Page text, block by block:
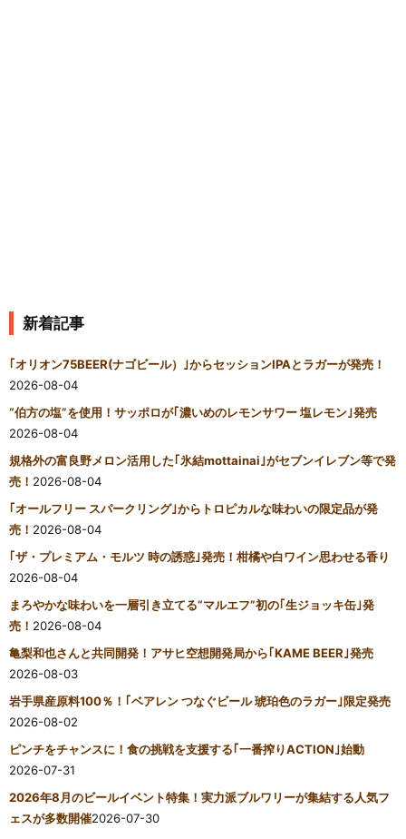
新着記事
｢オリオン75BEER(ナゴビール）｣からセッションIPAとラガーが発売！
2026-08-04
“伯方の塩”を使用！サッポロが｢濃いめのレモンサワー 塩レモン｣発売
2026-08-04
規格外の富良野メロン活用した｢氷結mottainai｣がセブンイレブン等で発
売！ 2026-08-04
｢オールフリー スパークリング｣からトロピカルな味わいの限定品が発
売！ 2026-08-04
｢ザ・プレミアム・モルツ 時の誘惑｣発売！柑橘や白ワイン思わせる香り
2026-08-04
まろやかな味わいを一層引き立てる“マルエフ”初の｢生ジョッキ缶｣発
売！ 2026-08-04
亀梨和也さんと共同開発！アサヒ空想開発局から｢KAME BEER｣発売
2026-08-03
岩手県産原料100％！｢ベアレン つなぐビール 琥珀色のラガー｣限定発売
2026-08-02
ピンチをチャンスに！食の挑戦を支援する｢一番搾りACTION｣始動
2026-07-31
2026年8月のビールイベント特集！実力派ブルワリーが集結する人気フ
ェスが多数開催2026-07-30